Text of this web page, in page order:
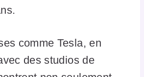
comme Tesla, en
des studios de